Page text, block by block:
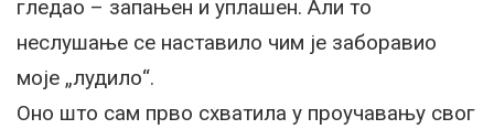
гледао – запањен и уплашен. Али то
неслушање се наставило чим је заборавио
моје „лудило“.
Оно што сам прво схватила у проучавању свог